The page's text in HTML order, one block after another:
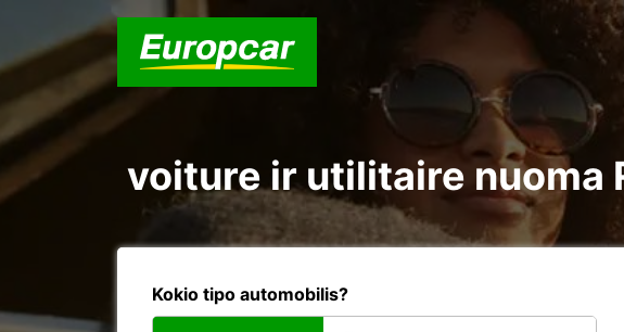
voiture ir utilitaire nuoma
Kokio tipo automobilis?